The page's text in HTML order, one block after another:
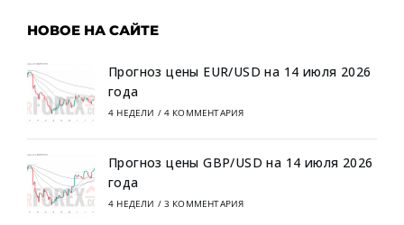
НОВОЕ НА САЙТЕ
Прогноз цены EUR/USD на 14 июля 2026
года
4 НЕДЕЛИ / 4 КОММЕНТАРИЯ
Прогноз цены GBP/USD на 14 июля 2026
года
4 НЕДЕЛИ / 3 КОММЕНТАРИЯ